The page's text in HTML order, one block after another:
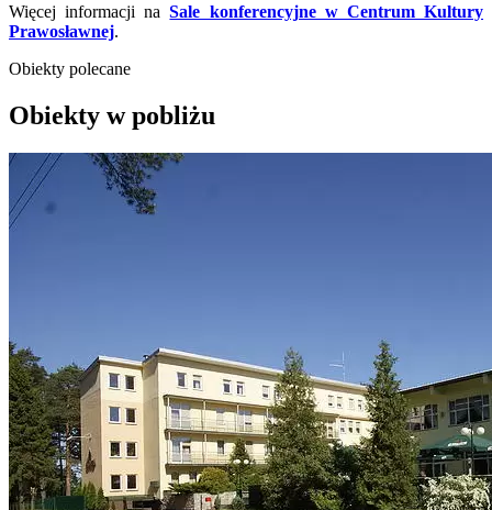
Więcej informacji naSale konferencyjne w Centrum Kultury
Prawosławnej.
Obiekty polecane
Obiekty w pobliżu